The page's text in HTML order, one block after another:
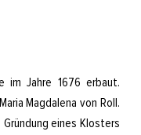
im Jahre 1676 erbaut.
Magdalena von Roll.
eines Klosters